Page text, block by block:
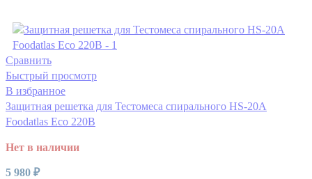
Сравнить
Быстрый просмотр
В избранное
Защитная решетка для Тестомеса спирального HS-20A
Foodatlas Eco 220В
Нет в наличии
5 980 ₽